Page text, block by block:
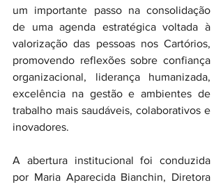
um importante passo na consolidação
de uma agenda estratégica voltada à
valorização das pessoas nos Cartórios,
promovendo reflexões sobre confiança
organizacional, liderança humanizada,
excelência na gestão e ambientes de
trabalho mais saudáveis, colaborativos e
inovadores.
A abertura institucional foi conduzida
por Maria Aparecida Bianchin, Diretora